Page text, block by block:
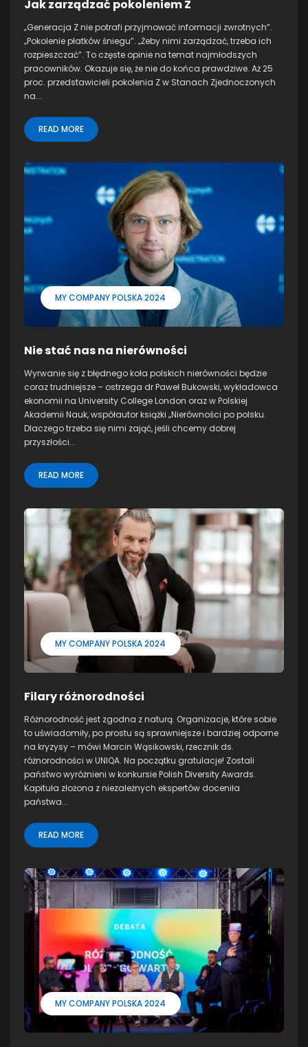
Jak zarządzać pokoleniem Z
„Generacja Z nie potrafi przyjmować informacji zwrotnych”.
„Pokolenie płatków śniegu”. „Żeby nimi zarządzać, trzeba ich
rozpieszczać”. To częste opinie na temat najmłodszych
pracowników. Okazuje się, że nie do końca prawdziwe. Aż 25
proc. przedstawicieli pokolenia Z w Stanach Zjednoczonych
na...
READ MORE
MY COMPANY POLSKA 2024
Nie stać nas na nierówności
Wyrwanie się z błędnego koła polskich nierówności będzie
coraz trudniejsze – ostrzega dr Paweł Bukowski, wykładowca
ekonomii na University College London oraz w Polskiej
Akademii Nauk, współautor książki „Nierówności po polsku.
Dlaczego trzeba się nimi zająć, jeśli chcemy dobrej
przyszłości...
READ MORE
MY COMPANY POLSKA 2024
Filary różnorodności
Różnorodność jest zgodna z naturą. Organizacje, które sobie
to uświadomiły, po prostu są sprawniejsze i bardziej odporne
na kryzysy – mówi Marcin Wąsikowski, rzecznik ds.
różnorodności w UNIQA. Na początku gratulacje! Zostali
państwo wyróżnieni w konkursie Polish Diversity Awards.
Kapituła złożona z niezależnych ekspertów doceniła
państwa...
READ MORE
MY COMPANY POLSKA 2024